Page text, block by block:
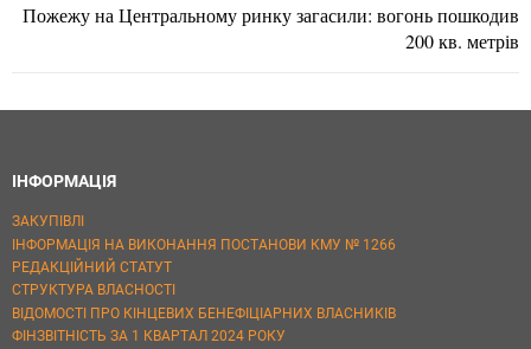
Пожежу на Центральному ринку загасили: вогонь пошкодив
200 кв. метрів
ІНФОРМАЦІЯ
ЗАКУПІВЛІ
ІНФОРМАЦІЯ НА ВИКОНАННЯ ПОСТАНОВИ КМУ № 1266
РЕДАКЦІЙНИЙ СТАТУТ
СТРУКТУРА ВЛАСНОСТІ
ВІДОМОСТІ ПРО КІНЦЕВИХ БЕНЕФІЦІАРНИХ ВЛАСНИКІВ
ФІНЗВІТНІСТЬ ЗА 1 КВАРТАЛ 2024 РОКУ